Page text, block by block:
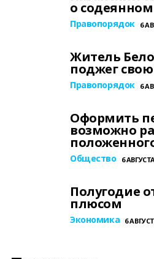
о
Правопорядок 6
Житель
поджег
Правопорядок 6
Оформить
возможно
Общество 6
Полугодие
плюсом
Экономика 6